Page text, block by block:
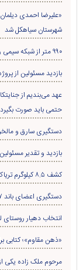
«علیرضا احمدی
شهرستان سیاهکل شد
۹۹۰ متر از شبکه سیمی روستای لشکریان به کابل خودنگهدار ارتقاء یافت
بازدید مسئولین از
عهد می‌بندیم از
حتمی باید صورت بگیرد
دستگیری سارق و
بازدید و تقدیر
کشف ۸.۵ کیلوگرم تریاک در سیاهکل/ قاچاقچی مواد مخدر دستگیر شد
دستگیری اعضای باند ۷ نفره حفاری غير مجاز درسیاهکل
انتخاب دهیار روستای
«ذهن مقاوم»؛ کتابی
مرحوم ملک زاده یکی